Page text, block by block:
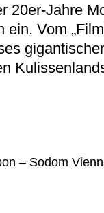
20er-Jahre
Vom